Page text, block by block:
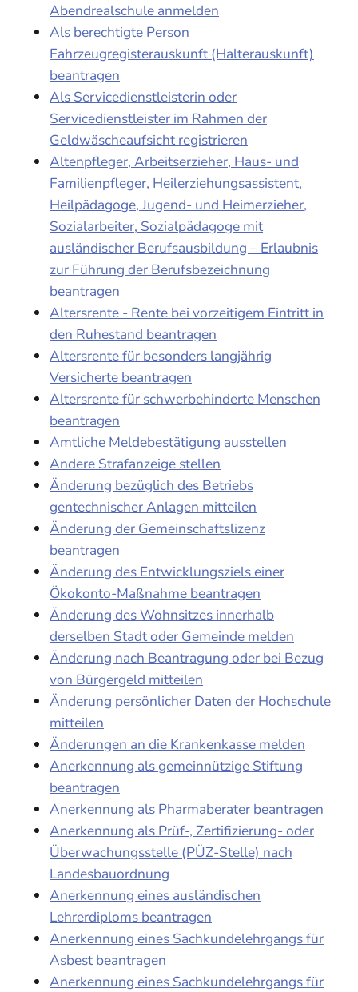
Abendrealschule anmelden
Als berechtigte Person
Fahrzeugregisterauskunft (Halterauskunft)
beantragen
Als Servicedienstleisterin oder
Servicedienstleister im Rahmen der
Geldwäscheaufsicht registrieren
Altenpfleger, Arbeitserzieher, Haus- und
Familienpfleger, Heilerziehungsassistent,
Heilpädagoge, Jugend- und Heimerzieher,
Sozialarbeiter, Sozialpädagoge mit
ausländischer Berufsausbildung – Erlaubnis
zur Führung der Berufsbezeichnung
beantragen
Altersrente - Rente bei vorzeitigem Eintritt in
den Ruhestand beantragen
Altersrente für besonders langjährig
Versicherte beantragen
Altersrente für schwerbehinderte Menschen
beantragen
Amtliche Meldebestätigung ausstellen
Andere Strafanzeige stellen
Änderung bezüglich des Betriebs
gentechnischer Anlagen mitteilen
Änderung der Gemeinschaftslizenz
beantragen
Änderung des Entwicklungsziels einer
Ökokonto-Maßnahme beantragen
Änderung des Wohnsitzes innerhalb
derselben Stadt oder Gemeinde melden
Änderung nach Beantragung oder bei Bezug
von Bürgergeld mitteilen
Änderung persönlicher Daten der Hochschule
mitteilen
Änderungen an die Krankenkasse melden
Anerkennung als gemeinnützige Stiftung
beantragen
Anerkennung als Pharmaberater beantragen
Anerkennung als Prüf-, Zertifizierung- oder
Überwachungsstelle (PÜZ-Stelle) nach
Landesbauordnung
Anerkennung eines ausländischen
Lehrerdiploms beantragen
Anerkennung eines Sachkundelehrgangs für
Asbest beantragen
Anerkennung eines Sachkundelehrgangs für